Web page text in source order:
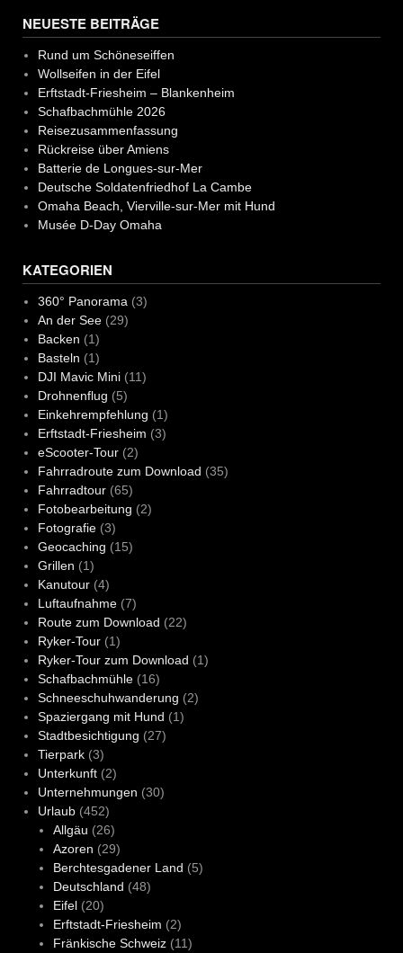
NEUESTE BEITRÄGE
Rund um Schöneseiffen
Wollseifen in der Eifel
Erftstadt-Friesheim – Blankenheim
Schafbachmühle 2026
Reisezusammenfassung
Rückreise über Amiens
Batterie de Longues-sur-Mer
Deutsche Soldatenfriedhof La Cambe
Omaha Beach, Vierville-sur-Mer mit Hund
Musée D-Day Omaha
KATEGORIEN
360° Panorama (3)
An der See(29)
Backen (1)
Basteln (1)
DJI Mavic Mini(11)
Drohnenflug (5)
Einkehrempfehlung (1)
Erftstadt-Friesheim (3)
eScooter-Tour(2)
Fahrradroute zum Download (35)
Fahrradtour(65)
Fotobearbeitung (2)
Fotografie(3)
Geocaching (15)
Grillen (1)
Kanutour(4)
Luftaufnahme(7)
Route zum Download (22)
Ryker-Tour(1)
Ryker-Tour zum Download (1)
Schafbachmühle(16)
Schneeschuhwanderung (2)
Spaziergang mit Hund (1)
Stadtbesichtigung (27)
Tierpark(3)
Unterkunft(2)
Unternehmungen (30)
Urlaub(452)
Allgäu (26)
Azoren (29)
Berchtesgadener Land (5)
Deutschland (48)
Eifel(20)
Erftstadt-Friesheim (2)
Fränkische Schweiz(11)